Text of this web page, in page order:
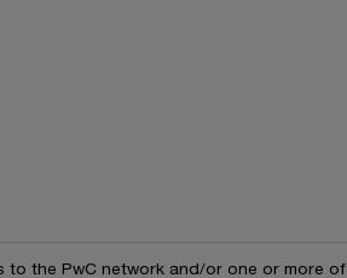
to the PwC network and/or one or more of